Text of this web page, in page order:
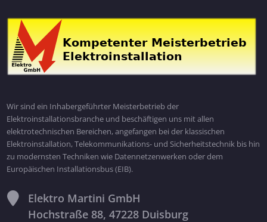
Wir sind ein Inhabergeführter Meisterbetrieb der
Elektroinstallationsbranche und beschäftigen uns mit allen
elektrotechnischen Bereichen, angefangen bei der klassischen
Elektroinstallation, Telekommunikations- und Sicherheitstechnik bis hin
zu modernsten Techniken wie Datennetzenwerken oder dem
Europäischen Installationsbus (EIB).
Elektro Martini GmbH
Hochstraße 88, 47228 Duisburg